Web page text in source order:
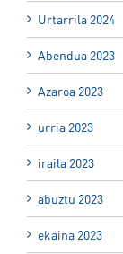
Urtarrila 2024
Abendua 2023
Azaroa 2023
urria 2023
iraila 2023
abuztu 2023
ekaina 2023